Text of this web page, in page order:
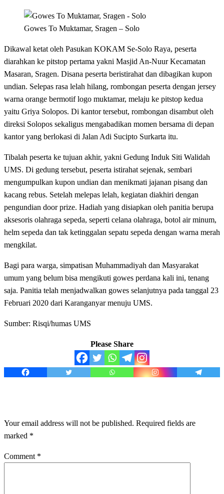
Gowes To Muktamar, Sragen – Solo
Dikawal ketat oleh Pasukan KOKAM Se-Solo Raya, peserta
diarahkan ke pitstop pertama yakni Masjid An-Nuur Kecamatan
Masaran, Sragen. Disana peserta beristirahat dan dibagikan kupon
undian. Selepas rasa lelah hilang, rombongan peserta dengan jersey
warna orange bermotif logo muktamar, melaju ke pitstop kedua
yaitu Griya Solopos. Di kantor tersebut, rombongan disambut oleh
direksi Solopos sekaligus mengabadikan momen bersama di depan
kantor yang berlokasi di Jalan Adi Sucipto Surkarta itu.
Tibalah peserta ke tujuan akhir, yakni Gedung Induk Siti Walidah
UMS. Di gedung tersebut, peserta istirahat sejenak, sembari
mengumpulkan kupon undian dan menikmati jajanan pisang dan
kacang rebus. Setelah melepas lelah, kegiatan diakhiri dengan
pengundian door prize. Hadiah yang disiapkan oleh panitia berupa
aksesoris olahraga sepeda, seperti celana olahraga, botol air minum,
helm sepeda dan tak ketinggalan sepatu sepeda dengan warna merah
mengkilat.
Bagi para warga, simpatisan Muhammadiyah dan Masyarakat
umum yang belum bisa mengikuti gowes perdana kali ini, tenang
saja. Panitia telah menjadwalkan gowes selanjutnya pada tanggal 23
Februari 2020 dari Karanganyar menuju UMS.
Sumber: Risqi/humas UMS
Please Share
Your email address will not be published. Required fields are
marked *
Comment *